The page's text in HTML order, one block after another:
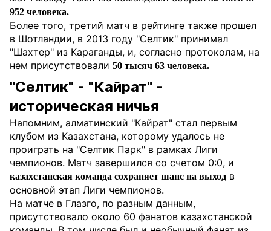
952 человека.
Более того, третий матч в рейтинге также прошел
в Шотландии, в 2013 году "Селтик" принимал
"Шахтер" из Караганды, и, согласно протоколам, на
нем присутствовали 50 тысяч 63 человека.
"Селтик" - "Кайрат" -
историческая ничья
Напомним, алматинский "Кайрат" стал первым
клубом из Казахстана, которому удалось не
проиграть на "Селтик Парк" в рамках Лиги
чемпионов. Матч завершился со счетом 0:0, и
казахстанская команда сохраняет шанс на выход в
основной этап Лиги чемпионов.
На матче в Глазго, по разным данным,
присутствовало около 60 фанатов казахстанской